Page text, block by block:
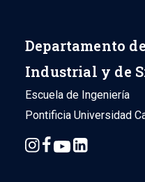
Departamento
Industrial y de
Escuela de Ingeniería
Pontificia Universidad